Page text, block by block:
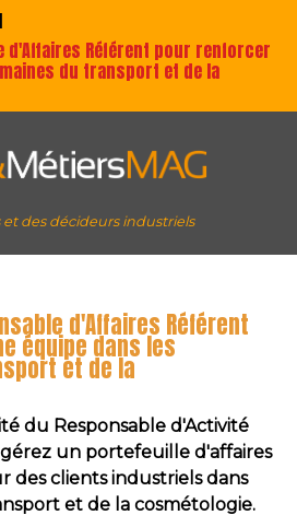
d'Affaires Référent pour renforcer
du transport et de la
des décideurs industriels
d'Affaires Référent
équipe dans les
et de la
du Responsable d'Activité
un portefeuille d'affaires
des clients industriels dans
et de la cosmétologie.